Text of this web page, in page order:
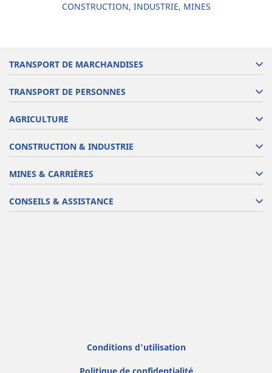
CONSTRUCTION, INDUSTRIE, MINES
TRANSPORT DE MARCHANDISES
TRANSPORT DE PERSONNES
AGRICULTURE
CONSTRUCTION & INDUSTRIE
MINES & CARRIÈRES
CONSEILS & ASSISTANCE
Conditions d'utilisation